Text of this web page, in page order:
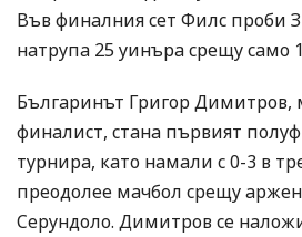
Във финалния сет Филс проби
натрупа 25 уинъра срещу само
Българинът Григор
финалист, стана първият
турнира, като намали с 0-3 в
преодолее мачбол срещу
Серундоло. Димитров се